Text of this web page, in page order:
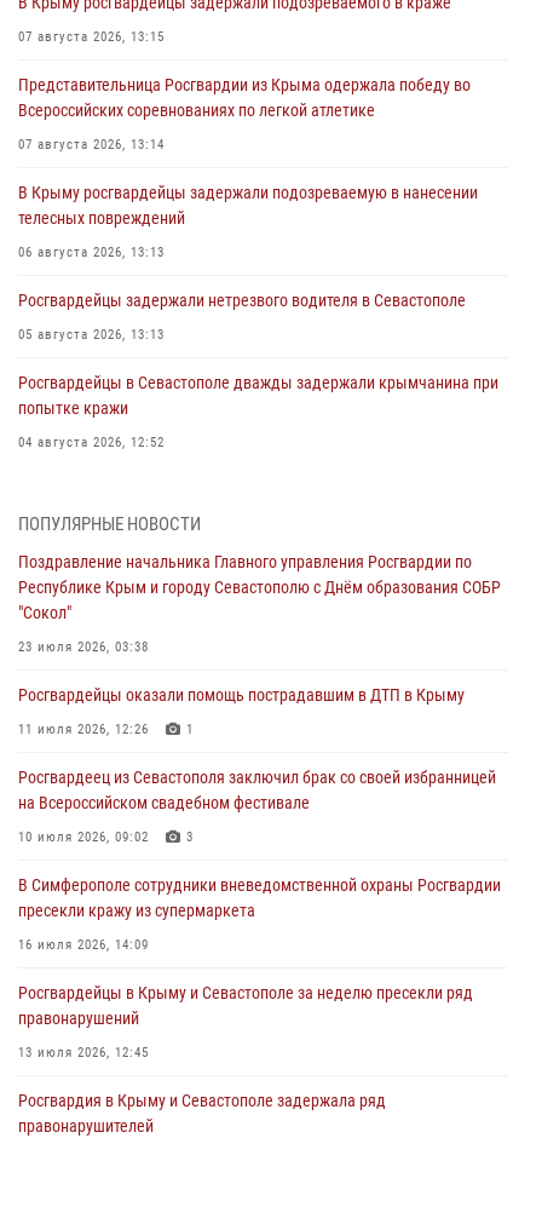
07 августа 2026, 13:15
Представительница Росгвардии из Крыма одержала победу во
Всероссийских соревнованиях по легкой атлетике
07 августа 2026, 13:14
В Крыму росгвардейцы задержали подозреваемую в нанесении
телесных повреждений
06 августа 2026, 13:13
Росгвардейцы задержали нетрезвого водителя в Севастополе
05 августа 2026, 13:13
Росгвардейцы в Севастополе дважды задержали крымчанина при
попытке кражи
04 августа 2026, 12:52
мужчину
Росгвардия в Крыму и Севастополе задержала ряд
правонарушителей
03 августа 2026, 14:08
В Симферополе росгвардейцы задержали гражданина,
подозреваемого в совершении серии краж
Росгвардейцы оперативно задержали нарушителя на охраняемом
объекте в Севастополе
ПОПУЛЯРНЫЕ НОВОСТИ
Поздравление начальника Главного управления Росгвардии по
Республике Крым и городу Севастополю с Днём образования СОБР
"Сокол"
23 июля 2026, 03:38
Росгвардейцы оказали помощь пострадавшим в ДТП в Крыму
11 июля 2026, 12:26 1
Росгвардеец из Севастополя заключил брак со своей избранницей
на Всероссийском свадебном фестивале
10 июля 2026, 09:02 3
В Симферополе сотрудники вневедомственной охраны Росгвардии
пресекли кражу из супермаркета
16 июля 2026, 14:09
Росгвардейцы в Крыму и Севастополе за неделю пресекли ряд
правонарушений
13 июля 2026, 12:45
Росгвардия в Крыму и Севастополе задержала ряд
правонарушителей